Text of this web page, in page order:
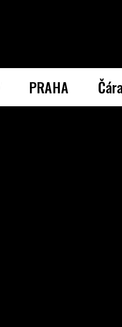
PRAHA Čára